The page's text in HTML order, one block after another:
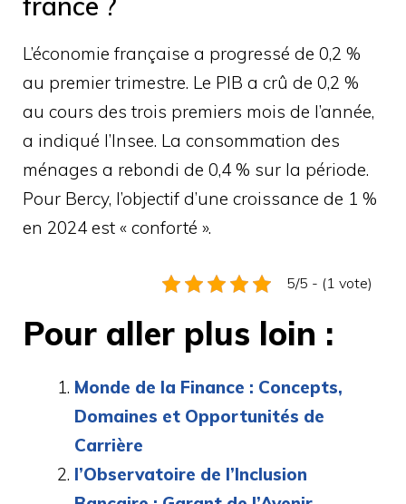
L’économie française a progressé de 0,2 %
au premier trimestre. Le PIB a crû de 0,2 %
au cours des trois premiers mois de l’année,
a indiqué l’Insee. La consommation des
ménages a rebondi de 0,4 % sur la période.
Pour Bercy, l’objectif d’une croissance de 1 %
en 2024 est « conforté ».
5/5 - (1 vote)
Pour aller plus loin :
Monde de la Finance : Concepts,
Domaines et Opportunités de
Carrière
l’Observatoire de l’Inclusion